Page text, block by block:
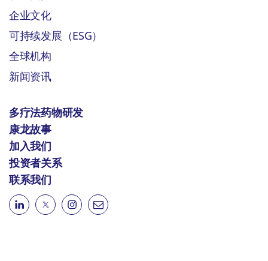
企业文化
可持续发展（ESG）
全球机构
新闻资讯
多疗法药物研发
康龙故事
加入我们
投资者关系
联系我们